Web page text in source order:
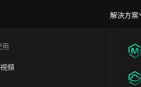
解決方案
用
視頻